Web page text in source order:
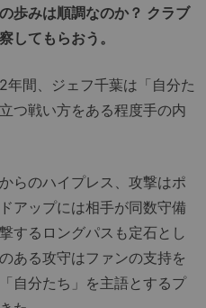
歩みは順調なのか？ クラブ
してもらおう。
間、ジェフ千葉は「自分た
つ戦い方をある程度手の内
らのハイプレス、攻撃はポ
アップには相手が同数守備
するロングパスも定石とし
ある攻守はファンの支持を
自分たち」を主語とするプ